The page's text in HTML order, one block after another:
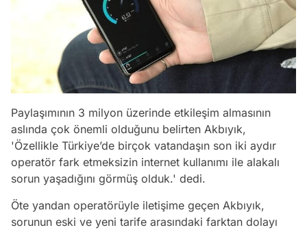
Paylaşımının 3 milyon üzerinde etkileşim almasının
aslında çok önemli olduğunu belirten Akbıyık,
'Özellikle Türkiye’de birçok vatandaşın son iki aydır
operatör fark etmeksizin internet kullanımı ile alakalı
sorun yaşadığını görmüş olduk.' dedi.
Öte yandan operatörüyle iletişime geçen Akbıyık,
sorunun eski ve yeni tarife arasındaki farktan dolayı